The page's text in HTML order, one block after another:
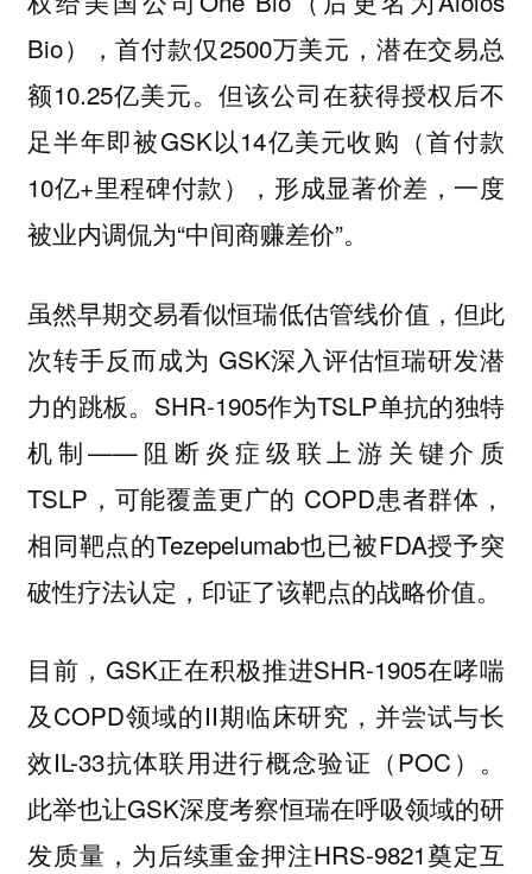
Bio），首付款仅2500万美元，潜在交易总
额10.25亿美元。但该公司在获得授权后不
足半年即被GSK以14亿美元收购（首付款
10亿+里程碑付款），形成显著价差，一度
被业内调侃为“中间商赚差价”。
虽然早期交易看似恒瑞低估管线价值，但此
次转手反而成为 GSK深入评估恒瑞研发潜
力的跳板。SHR-1905作为TSLP单抗的独特
机制——阻断炎症级联上游关键介质
TSLP，可能覆盖更广的 COPD患者群体，
相同靶点的Tezepelumab也已被FDA授予突
破性疗法认定，印证了该靶点的战略价值。
目前，GSK正在积极推进SHR-1905在哮喘
及COPD领域的II期临床研究，并尝试与长
效IL-33抗体联用进行概念验证（POC）。
此举也让GSK深度考察恒瑞在呼吸领域的研
发质量，为后续重金押注HRS-9821奠定互